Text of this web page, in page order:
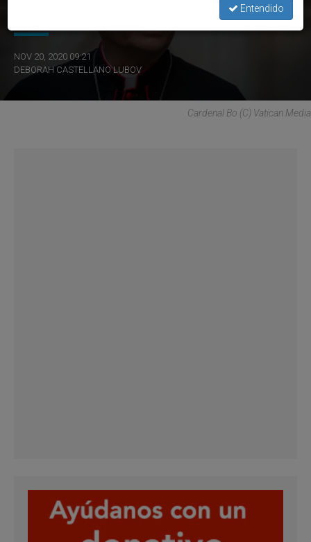
Cardenal Bo: Charla en el Día Mundial de la Tolerancia
NOV 20, 2020 09:21
DEBORAH CASTELLANO LUBOV
Cardenal Bo (C) Vatican Media
Entendido